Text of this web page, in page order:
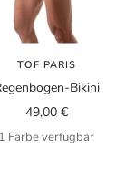
TOF PARIS
Bikini
Angebotspreis
49,00 €
1 Farbe verfügbar